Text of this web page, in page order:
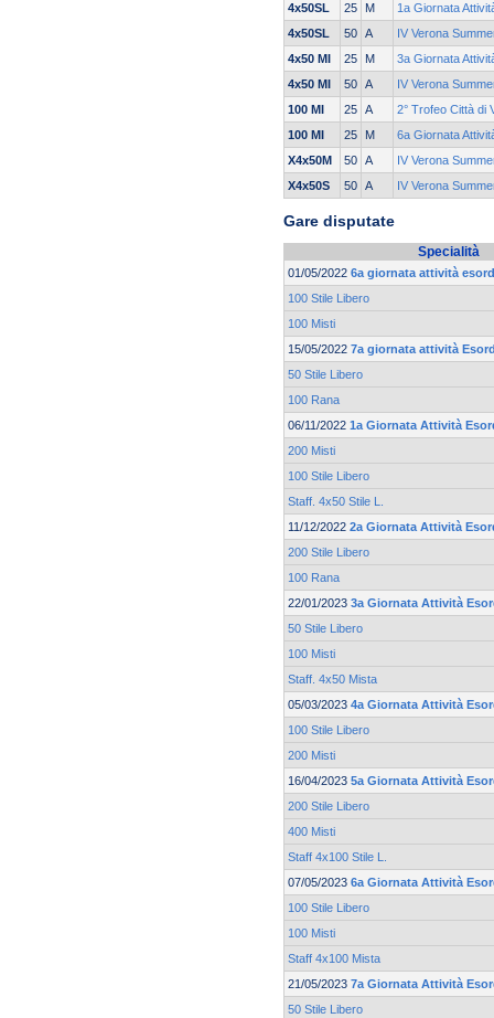
4x50SL
25 M
1a Giornata
4x50SL
50 A
IV Verona
4x50 MI
25 M
3a Giornata
4x50 MI
50 A
IV Verona
100 MI
25 A
2° Trofeo Città di
100 MI
25 M
6a Giornata
X4x50M
50 A
IV Verona
X4x50S
50 A IV Verona
Gare disputate
Specialità
01/05/2022 6a giornata attività
100 Stile Libero
100 Misti
15/05/2022 7a giornata attività
50 Stile Libero
100 Rana
06/11/2022 1a Giornata Attività
200 Misti
100 Stile Libero
Staff. 4x50 Stile L.
11/12/2022 2a Giornata Attività
200 Stile Libero
100 Rana
22/01/2023 3a Giornata Attività
50 Stile Libero
100 Misti
Staff. 4x50 Mista
05/03/2023 4a Giornata Attività
100 Stile Libero
200 Misti
16/04/2023 5a Giornata Attività
200 Stile Libero
400 Misti
Staff 4x100 Stile L.
07/05/2023 6a Giornata Attività
100 Stile Libero
100 Misti
Staff 4x100 Mista
21/05/2023 7a Giornata Attività
50 Stile Libero